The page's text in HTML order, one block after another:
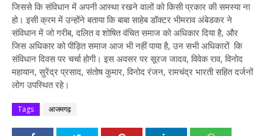
जिससे कि संविधान में अपनी आस्था रखने वालों को किसी प्रकार की समस्या ना
हो। इसी क्रम में उन्होंने बताया कि बाबा साहेब डॉक्टर भीमराव अंबेडकर ने
संविधान में जो गरीब, दलित व शोषित वंचित समाज को अधिकार दिया है, और
जिस अधिकार को पीड़ित समाज आज भी नहीं पाया है, उन सभी अधिकारों कि
संविधान दिवस पर चर्चा होगी। इस अवसर पर सूरज जादव, विवेक राव, विनोद
महायान, सुरेंद्र प्रसाद, संतोष कुमार, विनोद रंजन, रामचंद्र भारती सहित दर्जनों
लोग उपस्थित रहे।
Tags आजमगढ़